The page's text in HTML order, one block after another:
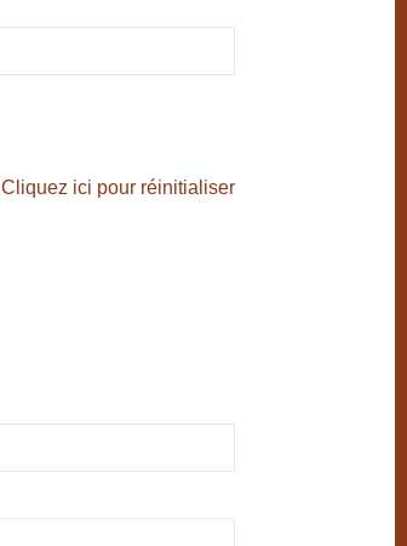
Cliquez ici pour réinitialiser